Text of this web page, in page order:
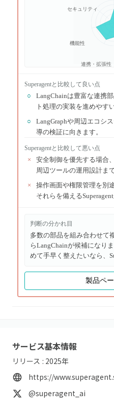
連携・拡張性
機能性
セキュリティ
Superagentと比較して良い点
○
LangChainは豊富な連携
ト処理の実装を進めやす
○
LangGraphや周辺エコシ
導の検証に向きます。
Superagentと比較して悪い点
×
安全制御を優先する場合
周辺ツールの運用設計ま
×
操作画面や権限管理を別
それらを備える
判断の分かれ目
多数の部品を組み合わせて
らLangChainが候補になり
めて手早く整えたいなら、
製品ペ
サービス基本情報
リリース : 2025年
https://
@superagent_ai